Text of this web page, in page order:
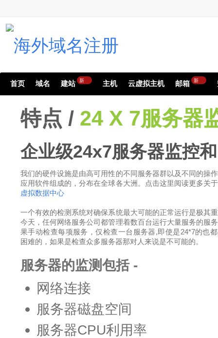
首页 域名 建站 新 主机 云虚拟主机 邮箱 新
特点 / 24 X 7服务器
企业级24x7服务器监控
我们的硬件设施是由高可用性的不同服务器群以及不同的操
应用软件组成的，分布在全球各大洲。点击这里阅读更多关
虚拟数据中心
一个有效的检测系统对确保系统最大可能的正常运行是极其
今天，任何网络服务公司都管理着数百台运行大量服务的服
果手动检查每项服务，仅检查一台服务器,即使是24*7的也
困难的，如果是检查众多服务器那对人来说是不可能的。
服务器的监测包括 -
网络连接
服务器磁盘空间
服务器CPU利用率